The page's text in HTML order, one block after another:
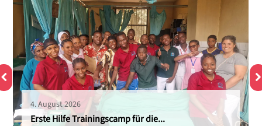
4. August 2026
Erste Hilfe Trainingscamp für die...